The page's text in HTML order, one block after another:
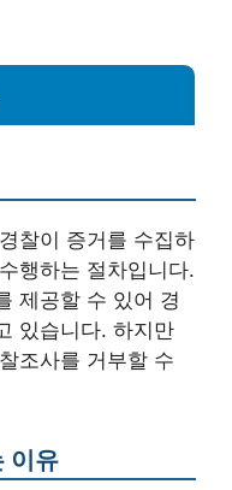
찰이 증거를 수집하
행하는 절차입니다.
제공할 수 있어 경
있습니다. 하지만
조사를 거부할 수
이유